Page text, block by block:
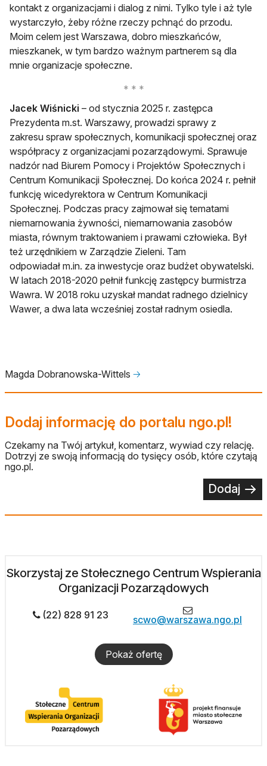
kontakt z organizacjami i dialog z nimi. Tylko tyle i aż tyle
wystarczyło, żeby różne rzeczy pchnąć do przodu.
Moim celem jest Warszawa, dobro mieszkańców,
mieszkanek, w tym bardzo ważnym partnerem są dla
mnie organizacje społeczne.
Jacek Wiśnicki – od stycznia 2025 r. zastępca
Prezydenta m.st. Warszawy, prowadzi sprawy z
zakresu spraw społecznych, komunikacji społecznej oraz
współpracy z organizacjami pozarządowymi. Sprawuje
nadzór nad Biurem Pomocy i Projektów Społecznych i
Centrum Komunikacji Społecznej. Do końca 2024 r. pełnił
funkcję wicedyrektora w Centrum Komunikacji
Społecznej. Podczas pracy zajmował się tematami
niemarnowania żywności, niemarnowania zasobów
miasta, równym traktowaniem i prawami człowieka. Był
też urzędnikiem w Zarządzie Zieleni. Tam
odpowiadał m.in. za inwestycje oraz budżet obywatelski.
W latach 2018-2020 pełnił funkcję zastępcy burmistrza
Wawra. W 2018 roku uzyskał mandat radnego dzielnicy
Wawer, a dwa lata wcześniej został radnym osiedla.
Magda Dobranowska-Wittels 🡢
Dodaj informację do portalu ngo.pl!
Czekamy na Twój artykuł, komentarz, wywiad czy relację.
Dotrzyj ze swoją informacją do tysięcy osób, które czytają
ngo.pl.
Dodaj
Skorzystaj ze Stołecznego Centrum Wspierania
Organizacji Pozarządowych
(22) 828 91 23 scwo@warszawa.ngo.pl
Pokaż ofertę